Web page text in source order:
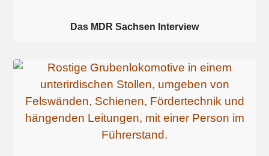
Das MDR Sachsen Interview